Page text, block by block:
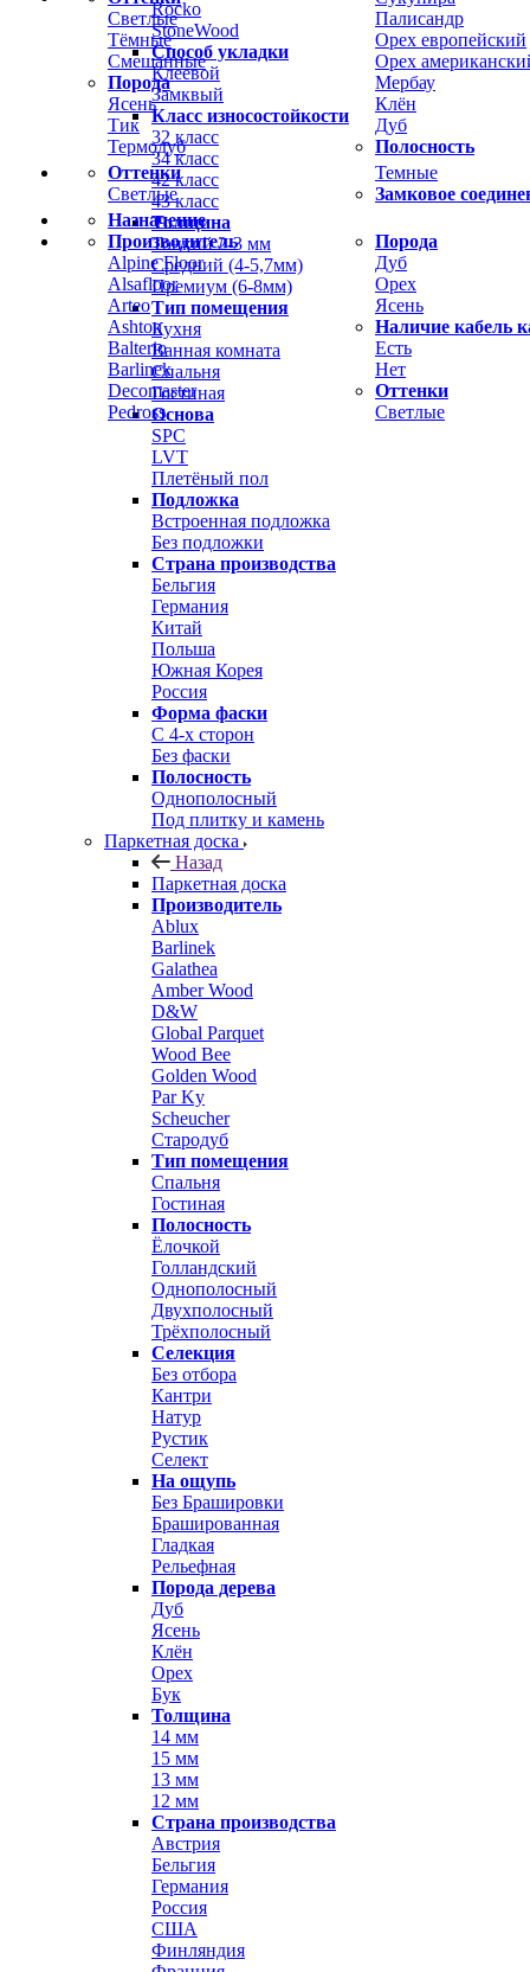
Светлые
Тёмные
Смешанные
Порода
Ясень
Тик
Термодуб
Палисандр
Орех европейский
Орех
Мербау
Клён
Дуб
Полосность
Оттенки
Светлые
Темные
Замковое
Назначение
Производитель
Alpine Floor
Alsafloor
Arteo
Ashton
Balterio
Barlinek
Decomaster
Pedross
Порода
Дуб
Орех
Ясень
Наличие кабель
Есть
Нет
Оттенки
Светлые
Rocko
StoneWood
Способ укладки
Клеевой
Замквый
Класс износостойкости
32 класс
34 класс
42 класс
43 класс
Толщина
Тонкий 2-3 мм
Средний (4-5,7мм)
Премиум (6-8мм)
Тип помещения
Кухня
Ванная комната
Спальня
Гостиная
Основа
SPC
LVT
Плетёный пол
Подложка
Встроенная подложка
Без подложки
Страна производства
Бельгия
Германия
Китай
Польша
Южная Корея
Россия
Форма фаски
С 4-х сторон
Без фаски
Полосность
Однополосный
Под плитку и камень
Паркетная доска
Назад
Паркетная доска
Производитель
Ablux
Barlinek
Galathea
Amber Wood
D&W
Global Parquet
Wood Bee
Golden Wood
Par Ky
Scheucher
Стародуб
Тип помещения
Спальня
Гостиная
Полосность
Ёлочкой
Голландский
Однополосный
Двухполосный
Трёхполосный
Селекция
Без отбора
Кантри
Натур
Рустик
Селект
На ощупь
Без Брашировки
Брашированная
Гладкая
Рельефная
Порода дерева
Дуб
Ясень
Клён
Орех
Бук
Толщина
14 мм
15 мм
13 мм
12 мм
Страна производства
Австрия
Бельгия
Германия
Россия
США
Финляндия